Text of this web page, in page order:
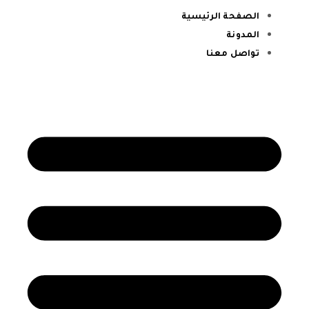
الصفحة الرئيسية
المدونة
تواصل معنا